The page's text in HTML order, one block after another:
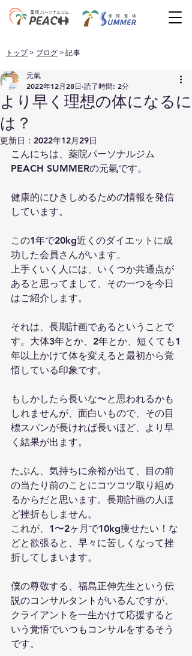
トップ> ブログ > 記事
より早く理想の体になるに
は？
元氣
2022年12月28日 読了時間: 2分
更新日： 2022年12月29日
こんにちは、薬院パーソナルジム
PEACH SUMMERの元氣です。
健康的にひきしめるための情報を発信
しています。
この1年で20kg近くのダイエットに成
功した会員さんがいます。
上手くいく人には、いくつか共通点が
あると思ってまして、その一つを今日
はご紹介します。
それは、長期計画であるということで
す。大体3年とか、2年とか、短くても1
年以上かけて体を変えると最初から覚
悟している印象です。
もしかしたら長いな〜と思われるかも
しれませんが、面白いもので、その目
標スパンが長ければ長いほど、より早
く結果が出ます。
たぶん、気持ちに余裕が出て、目の前
の当たり前のことにコツコツ取り組め
るからだと思います。長期計画の人ほ
ど挫折もしません。
これが、1〜2ヶ月で10kg痩せたい！な
どと欲張ると、早々に苦しくなって挫
折してしまいます。
僕の尊敬する、福島正伸先生という伝
説のコンサルタントがいるんですが、
クライアントを一生かけて応援すると
いう覚悟でいつもコンサルをするそう
です。